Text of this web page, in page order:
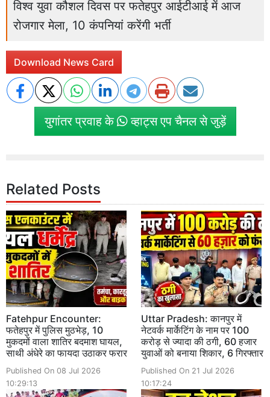
विश्व युवा कौशल दिवस पर फतेहपुर आईटीआई में आज
रोजगार मेला, 10 कंपनियां करेंगी भर्ती
Download News Card
युगांतर प्रवाह के व्हाट्स एप चैनल से जुड़ें
Related Posts
Fatehpur Encounter:
फतेहपुर में पुलिस मुठभेड़, 10
मुकदमों वाला शातिर बदमाश घायल,
साथी अंधेरे का फायदा उठाकर फरार
Published On 08 Jul 2026
10:29:13
Uttar Pradesh: कानपुर में
नेटवर्क मार्केटिंग के नाम पर 100
करोड़ से ज्यादा की ठगी, 60 हजार
युवाओं को बनाया शिकार, 6 गिरफ्तार
Published On 21 Jul 2026
10:17:24